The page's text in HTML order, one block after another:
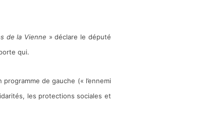
de la Vienne » déclare le député
qui.
de gauche (« l’ennemi
les protections sociales et